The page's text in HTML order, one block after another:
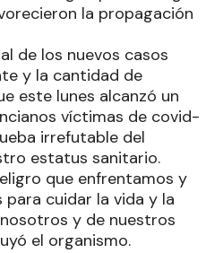
la propagación
de los nuevos casos
y la cantidad de
este lunes alcanzó un
víctimas de covid-
irrefutable del
estatus sanitario.
que enfrentamos y
cuidar la vida y la
y de nuestros
el organismo.